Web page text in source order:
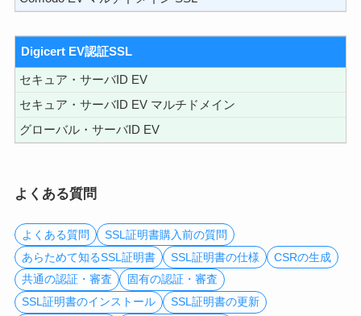
Digicert EV認証SSL
セキュア・サーバID EV
セキュア・サーバID EV マルチドメイン
グローバル・サーバID EV
よくある質問
よくある質問
SSL証明書購入前の質問
あらためて知るSSL証明書
SSL証明書の仕様
CSRの生成
共通の認証・審査
固有の認証・審査
SSL証明書のインストール
SSL証明書の更新